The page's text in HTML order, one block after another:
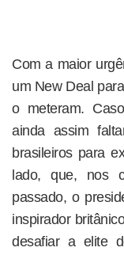
Com a maior
um New Deal
o meteram.
ainda assim
brasileiros para
lado, que, nos
passado, o
inspirador
desafiar a elite